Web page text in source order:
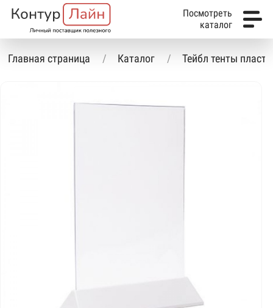
Посмотреть
каталог
Главная страница Каталог Тейбл тенты